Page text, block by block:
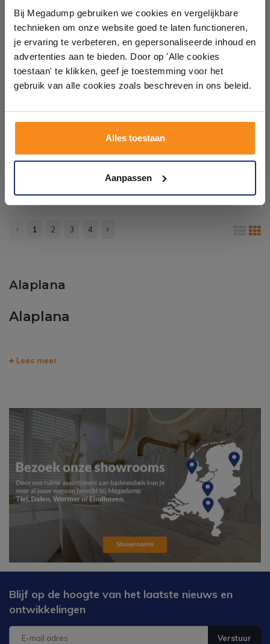
Bij Megadump gebruiken we cookies en vergelijkbare
technieken om onze website goed te laten functioneren,
je ervaring te verbeteren, en gepersonaliseerde inhoud en
advertenties aan te bieden. Door op 'Alle cookies
toestaan' te klikken, geef je toestemming voor het
gebruik van alle cookies zoals beschreven in ons beleid.
Alles toestaan
Aanpassen
Decor Alaplana P.E. Bonn
(Prijs per stuk)
48,35
39,95
Vloertegel Alaplana P.E.
(doosinhoud 1.44m2) (prijs
per m2)
39,97
1 2 3 4
Alaplana
Alaplana
Lees meer
Blijf op de hoogte van het laatste nieuws en
ontwikkelingen
Verstuur
showroom
Laat je inspireren door 21 volledig ingerichte
badkameropstellingen – van compact tot luxe. Onze
ervaren adviseurs helpen je persoonlijk, en je vindt
tegels & sanitair direct uit voorraad. Gratis parkeren
op eigen terrein.
Kom langs en ervaar zelf het verschil!